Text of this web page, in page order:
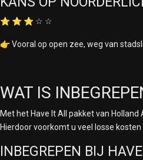
⭐ ⭐ ⭐ ☆ ☆
👉 Vooral op open zee, weg van
WAT IS
Met het Have It All pakket van
Hierdoor voorkomt u veel losse kosten
INBEGREPEN BIJ